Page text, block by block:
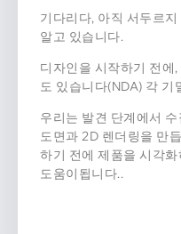
기다리다, 아직 서두르지
알고 있습니다.
디자인을 시작하기 전에,
도 있습니다(NDA) 각 기
우리는 발견 단계에서
도면과 2D 렌더링을 만
하기 전에 제품을 시각화